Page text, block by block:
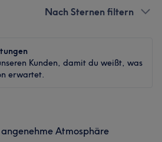
Nach Sternen filtern
Kunden, damit du weißt, was
erwartet.
Atmosphäre